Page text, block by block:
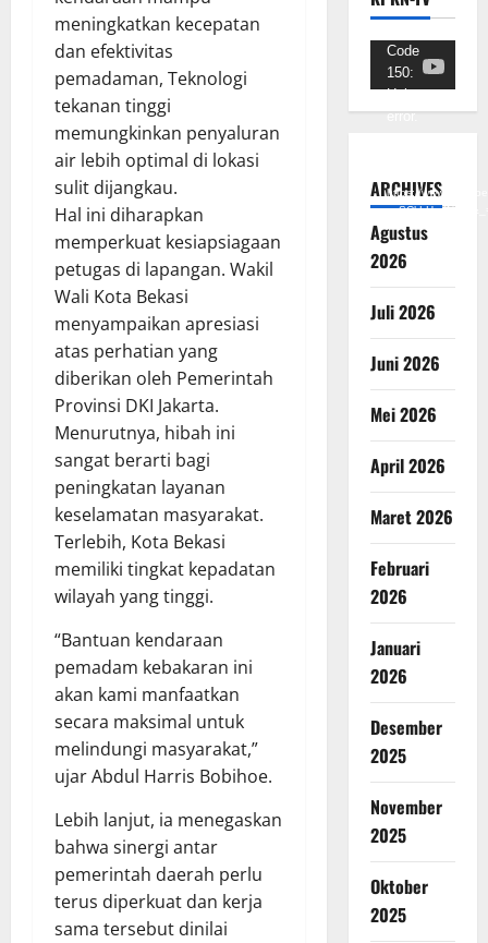
meningkatkan kecepatan
dan efektivitas
pemadaman, Teknologi
tekanan tinggi
memungkinkan penyaluran
air lebih optimal di lokasi
sulit dijangkau.
Hal ini diharapkan
memperkuat kesiapsiagaan
petugas di lapangan. Wakil
Wali Kota Bekasi
menyampaikan apresiasi
atas perhatian yang
diberikan oleh Pemerintah
Provinsi DKI Jakarta.
Menurutnya, hibah ini
sangat berarti bagi
peningkatan layanan
keselamatan masyarakat.
Terlebih, Kota Bekasi
memiliki tingkat kepadatan
wilayah yang tinggi.
“Bantuan kendaraan
pemadam kebakaran ini
akan kami manfaatkan
secara maksimal untuk
melindungi masyarakat,”
ujar Abdul Harris Bobihoe.
Lebih lanjut, ia menegaskan
bahwa sinergi antar
pemerintah daerah perlu
terus diperkuat dan kerja
sama tersebut dinilai
Pemutar
Video
Code
150:
Unknown
error.
https://
ARCHIVES
Agustus
2026
Juli 2026
Juni 2026
Mei 2026
April 2026
Maret 2026
Februari
2026
Januari
2026
Desember
2025
November
2025
Oktober
2025